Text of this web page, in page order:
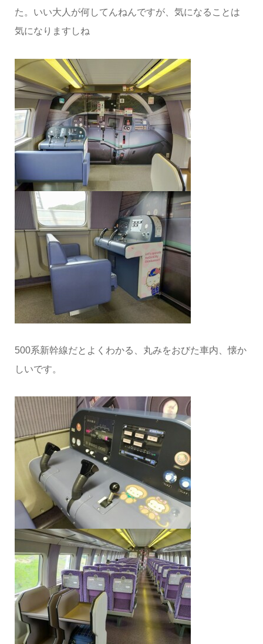
た。いい大人が何してんねんですが、気になることは
気になりますしね
500系新幹線だとよくわかる、丸みをおびた車内、懐か
しいです。